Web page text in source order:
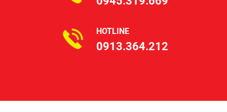
HOTLINE
0913.364.212